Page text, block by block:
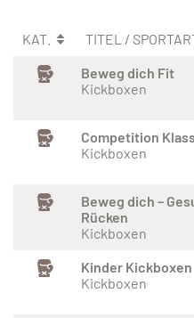
KAT. TITEL /
Beweg dich Fit
Kickboxen
Competition
Kickboxen
Beweg dich –
Rücken
Kickboxen
Kinder Kickboxen
Kickboxen